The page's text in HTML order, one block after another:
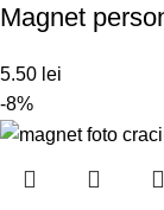
Magnet
5.50 lei
-8%